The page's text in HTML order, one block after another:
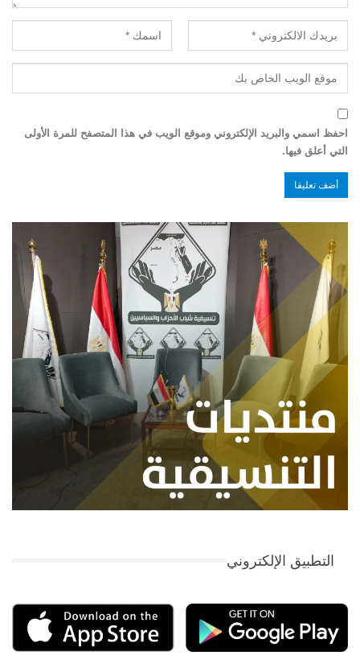
احفظ اسمي والبريد الإلكتروني وموقع الويب في هذا المتصفح للمرة الأولى
التي أعلق فيها.
التطبيق الإلكتروني